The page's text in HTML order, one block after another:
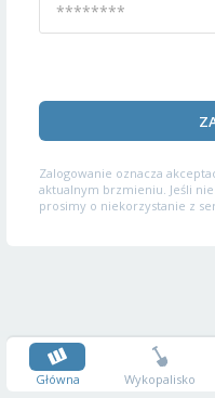
Zalogowanie oznacza
aktualnym brzmieniu. Jeśli
prosimy o niekorzystanie z
Główna Wykopalisko